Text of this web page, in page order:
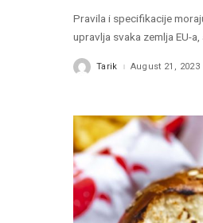
Pravila i specifikacije
upravlja svaka zemlja EU-
PostedTarik August 21, 2023